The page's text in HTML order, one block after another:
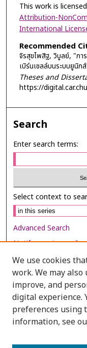
This work is
Attribution-
International
Recommended
จิรสุขไพสิฐ, วิบูลย์, "ก
เบิร์นเชลล์บนระบบยูนิก
Theses and
https://
Search
Enter search terms:
Select context to
Advanced Search
Notify me via email
Browse
Collections
Disciplines
Authors
We use cookies
work. We may
improve, and
digital experience.
preferences using
information, see